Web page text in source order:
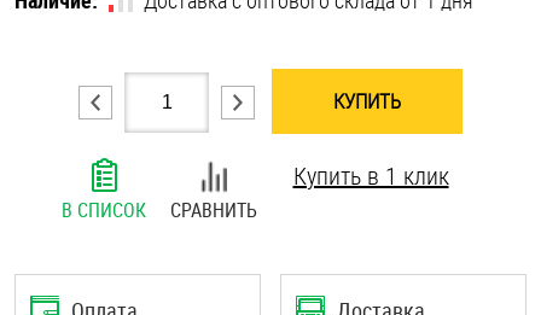
Шайбы
Шпильки
Шплинты
Штифты и пальцы
КУПИТЬ
В СПИСОК СРАВНИТЬ
Купить в 1 клик